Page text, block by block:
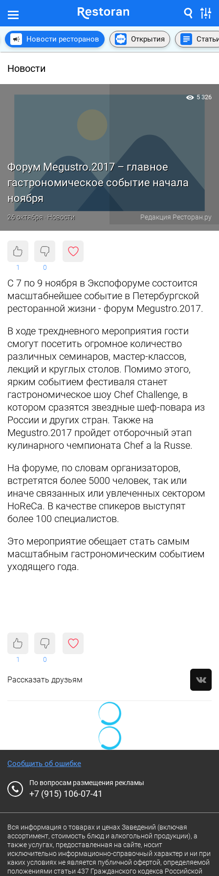
Новости ресторанов Открытия
Новости
Форум Megustro.2017 – главное
гастрономическое событие начала
ноября
26 октября · Новости Редакция Ресторан.ру
5 326
1 0
С 7 по 9 ноября в Экспофоруме состоится
масштабнейшее событие в Петербургской
ресторанной жизни - форум Megustro.2017.
В ходе трехдневного мероприятия гости
смогут посетить огромное количество
различных семинаров, мастер-классов,
лекций и круглых столов. Помимо этого,
ярким событием фестиваля станет
гастрономическое шоу Chef Challenge, в
котором сразятся звездные шеф-повара из
России и других стран. Также на
Megustro.2017 пройдет отборочный этап
кулинарного чемпионата Chef a la Russe.
На форуме, по словам организаторов,
встретятся более 5000 человек, так или
иначе связанных или увлеченных сектором
HoReCa. В качестве спикеров выступят
более 100 специалистов.
Это мероприятие обещает стать самым
масштабным гастрономическим событием
уходящего года.
1 0
Рассказать друзьям
Сообщить об ошибке
По вопросам размещения рекламы
+7 (915) 106-07-41
Вся информация о товарах и ценах Заведений (включая
ассортимент, стоимость блюд и алкогольной продукции), а
также услугах, предоставленная на сайте, носит
исключительно информационно-справочный характер и ни при
каких условиях не является публичной офертой, определяемой
положениями статьи 437 Гражданского кодекса Российской